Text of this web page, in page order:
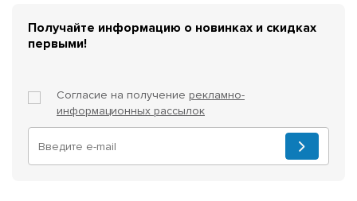
Получайте информацию о новинках и скидках
первыми!
Согласие на получение рекламно-
информационных рассылок